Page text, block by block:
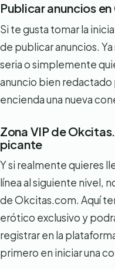
Publicar anuncios
Si te gusta tomar la
de publicar anuncios.
seria o simplemente
anuncio bien redactado
encienda una nueva
Zona VIP de
picante
Y si realmente quieres
línea al siguiente nivel,
de Okcitas.com. Aquí
erótico exclusivo y
registrar en la
primero en iniciar una